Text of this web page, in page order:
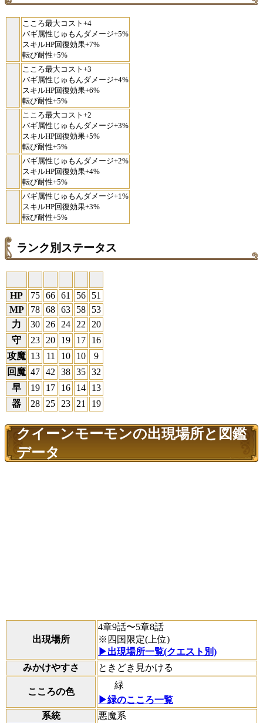
こころ最大コスト+4
バギ属性じゅもんダメージ+5%
スキルHP回復効果+7%
転び耐性+5%
こころ最大コスト+3
バギ属性じゅもんダメージ+4%
スキルHP回復効果+6%
転び耐性+5%
こころ最大コスト+2
バギ属性じゅもんダメージ+3%
スキルHP回復効果+5%
転び耐性+5%
バギ属性じゅもんダメージ+2%
スキルHP回復効果+4%
転び耐性+5%
バギ属性じゅもんダメージ+1%
スキルHP回復効果+3%
転び耐性+5%
ランク別ステータス
HP 75 66 61 56
51
MP
78 68 63 58
53
力
30 26 24 22
20
守
23 20 19 17
16
攻魔 13 11 10 10
9
回魔 47 42 38 35 32
早
19 17 16 14
13
器
28 25 23 21 19
クイーンモーモンの出現場所と図鑑
データ
出現場所
4章9話〜5章8話
※四国限定(上位)
▶出現場所一覧(クエスト別)
みかけやすさ
ときどき見かける
こころの色
緑
▶緑のこころ一覧
系統
悪魔系